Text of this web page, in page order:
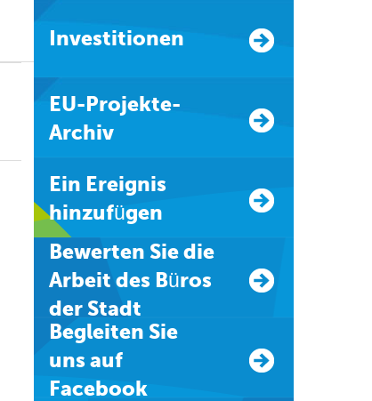
Investitionen
EU-Projekte-
Archiv
Ein Ereignis
hinzufügen
Bewerten Sie die
Arbeit des Büros
der Stadt
Begleiten Sie
uns auf
Facebook